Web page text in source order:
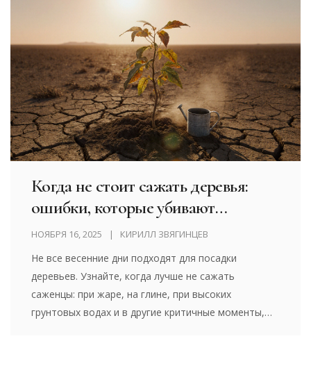
Когда не стоит сажать деревья:
ошибки, которые убивают
саженцы
НОЯБРЯ 16, 2025 КИРИЛЛ ЗВЯГИНЦЕВ
Не все весенние дни подходят для посадки
деревьев. Узнайте, когда лучше не сажать
саженцы: при жаре, на глине, при высоких
грунтовых водах и в другие критичные моменты,